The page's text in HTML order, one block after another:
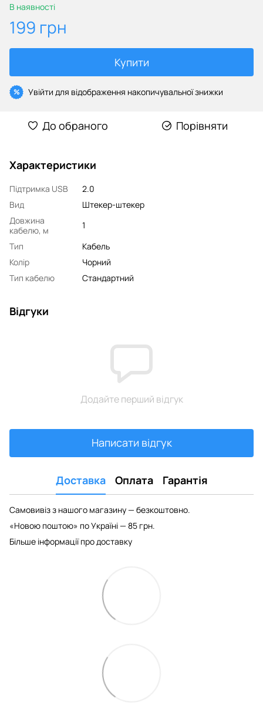
В наявності
199 грн
Купити
% Увійти для відображення накопичувальної знижки
До обраного Порівняти
Характеристики
Підтримка USB
2.0
Вид
Штекер-штекер
Довжина
кабелю, м
1
Тип
Кабель
Колір
Чорний
Тип кабелю
Стандартний
Відгуки
Додайте перший відгук
Написати відгук
Доставка Оплата Гарантія
Самовивіз з нашого магазину — безкоштовно.
«Новою поштою» по Україні — 85 грн.
Більше інформації про доставку